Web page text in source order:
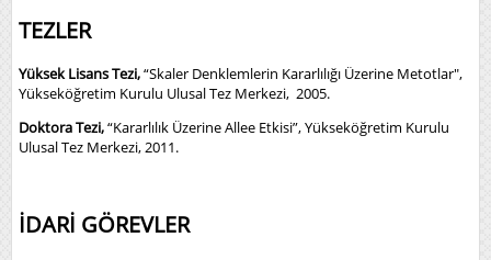
TEZLER
Yüksek Lisans Tezi,“Skaler Denklemlerin Kararlılığı Üzerine Metotlar",
Yükseköğretim Kurulu Ulusal Tez Merkezi, 2005.
Doktora Tezi,“Kararlılık Üzerine Allee Etkisi”, Yükseköğretim Kurulu
Ulusal Tez Merkezi, 2011.
İDARİ GÖREVLER